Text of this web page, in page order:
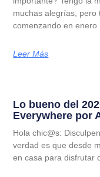
muchas alegrías, pero
comenzando en enero
Leer Más
Lo bueno del
Everywhere por
Hola chic@s:
verdad es que desde
en casa para disfrutar